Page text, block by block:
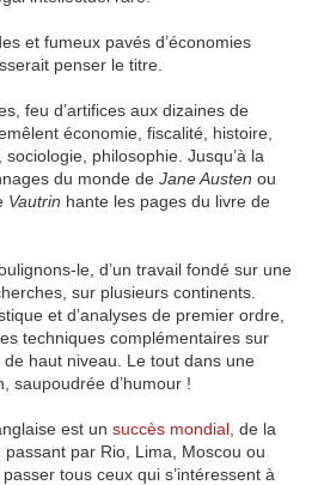
et fumeux pavés d’économies
penser le titre.
feu d’artifices aux dizaines de
économie, fiscalité, histoire,
philosophie. Jusqu’à la
du monde de Jane Austen ou
Vautrin hante les pages du livre de
le, d’un travail fondé sur une
sur plusieurs continents.
et d’analyses de premier ordre,
techniques complémentaires sur
haut niveau. Le tout dans une
saupoudrée d’humour !
est un succès mondial , de la
passant par Rio, Lima, Moscou ou
tous ceux qui s’intéressent à